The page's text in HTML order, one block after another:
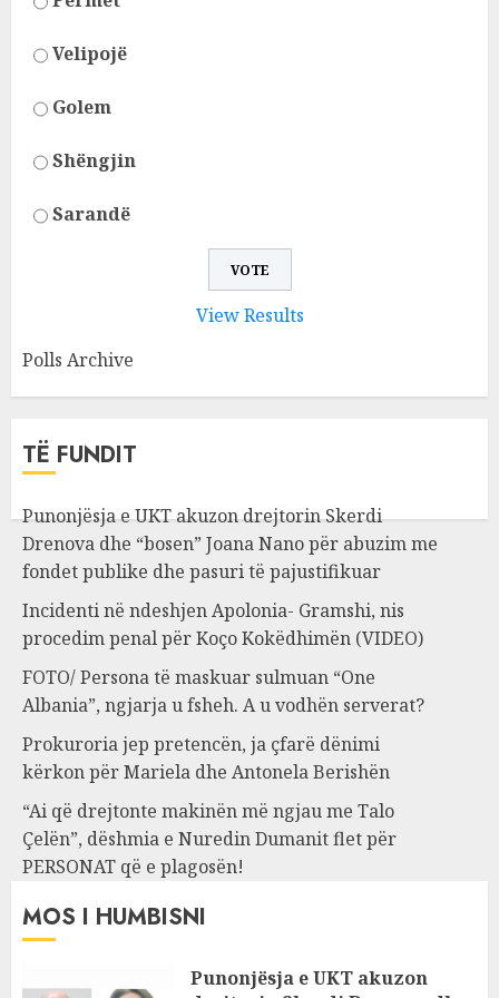
Velipojë
Golem
Shëngjin
Sarandë
View Results
Polls Archive
TË FUNDIT
Punonjësja e UKT akuzon drejtorin Skerdi
Drenova dhe “bosen” Joana Nano për abuzim me
fondet publike dhe pasuri të pajustifikuar
Incidenti në ndeshjen Apolonia- Gramshi, nis
procedim penal për Koço Kokëdhimën (VIDEO)
FOTO/ Persona të maskuar sulmuan “One
Albania”, ngjarja u fsheh. A u vodhën serverat?
Prokuroria jep pretencën, ja çfarë dënimi
kërkon për Mariela dhe Antonela Berishën
“Ai që drejtonte makinën më ngjau me Talo
Çelën”, dëshmia e Nuredin Dumanit flet për
PERSONAT që e plagosën!
MOS I HUMBISNI
Punonjësja e UKT akuzon